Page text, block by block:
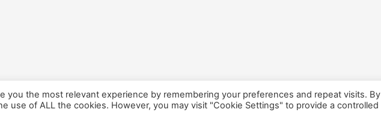
you the most relevant experience by remembering your preferences and repeat visits. By
use of ALL the cookies. However, you may visit "Cookie Settings" to provide a controlled